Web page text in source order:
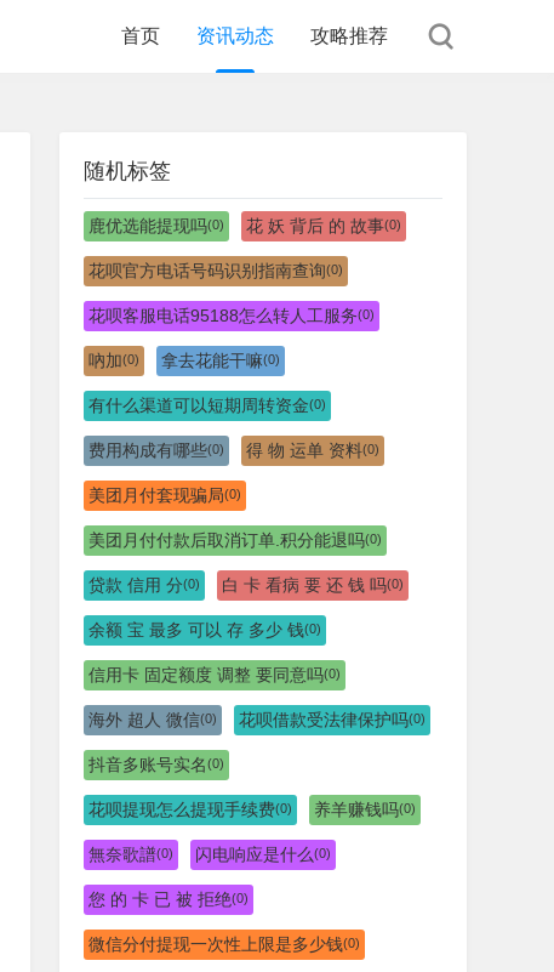
首页 资讯动态 攻略推荐
随机标签
鹿优选能提现吗(0) 花 妖 背后 的 故事(0)
花呗官方电话号码识别指南查询(0)
花呗客服电话95188怎么转人工服务(0)
吶加(0) 拿去花能干嘛(0)
有什么渠道可以短期周转资金(0)
费用构成有哪些(0) 得 物 运单 资料(0)
美团月付套现骗局(0)
美团月付付款后取消订单.积分能退吗(0)
贷款 信用 分(0) 白 卡 看病 要 还 钱 吗(0)
余额 宝 最多 可以 存 多少 钱(0)
信用卡 固定额度 调整 要同意吗(0)
海外 超人 微信(0) 花呗借款受法律保护吗(0)
抖音多账号实名(0)
花呗提现怎么提现手续费(0) 养羊赚钱吗(0)
無奈歌譜(0) 闪电响应是什么(0)
您 的 卡 已 被 拒绝(0)
微信分付提现一次性上限是多少钱(0)